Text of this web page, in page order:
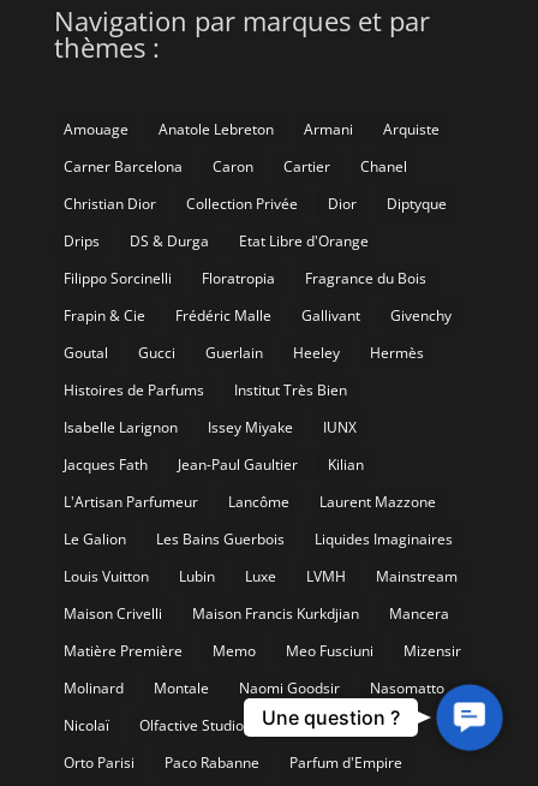
Navigation par marques et par
thèmes :
Amouage Anatole Lebreton Armani
Arquiste
Carner Barcelona
Caron Cartier
Chanel
Christian Dior
Collection Privée Dior
Diptyque
Drips
DS & Durga
Etat Libre d'Orange
Filippo Sorcinelli
Floratropia
Fragrance du Bois
Frapin & Cie
Frédéric Malle Gallivant
Givenchy
Goutal
Gucci Guerlain Heeley
Hermès
Histoires de Parfums
Institut Très Bien
Isabelle Larignon
Issey Miyake
IUNX
Jacques Fath
Jean-Paul Gaultier
Kilian
L'Artisan Parfumeur
Lancôme
Laurent Mazzone
Le Galion
Les Bains Guerbois
Liquides Imaginaires
Louis Vuitton
Lubin Luxe LVMH
Mainstream
Maison Crivelli
Maison Francis Kurkdjian
Mancera
Matière Première
Memo Meo Fusciuni
Mizensir
Molinard
Montale Naomi Goodsir
Nasomatto
Nicolaï
Olfactive Studio
Oriza L. Legrand
Orto Parisi
Paco Rabanne Parfum d'Empire
Contact
Us
Une question ?